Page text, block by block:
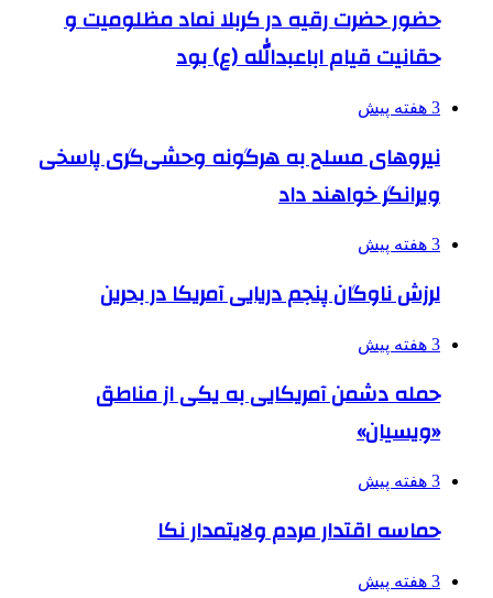
حضور حضرت رقیه در کربلا نماد مظلومیت و
حقانیت قیام اباعبدالله (ع) بود
3 هفته پیش
نیروهای مسلح به هرگونه وحشی‌گری پاسخی
ویرانگر خواهند داد
3 هفته پیش
لرزش ناوگان پنجم دریایی آمریکا در بحرین
3 هفته پیش
حمله دشمن آمریکایی به یکی از مناطق
«ویسیان»
3 هفته پیش
حماسه اقتدار مردم ولایتمدار نکا
3 هفته پیش